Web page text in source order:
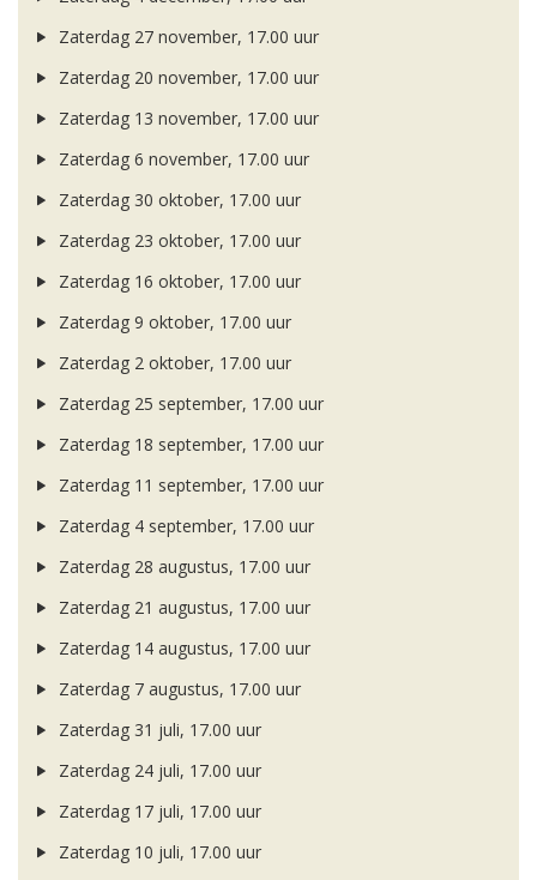
Zaterdag 27 november, 17.00 uur
Zaterdag 20 november, 17.00 uur
Zaterdag 13 november, 17.00 uur
Zaterdag 6 november, 17.00 uur
Zaterdag 30 oktober, 17.00 uur
Zaterdag 23 oktober, 17.00 uur
Zaterdag 16 oktober, 17.00 uur
Zaterdag 9 oktober, 17.00 uur
Zaterdag 2 oktober, 17.00 uur
Zaterdag 25 september, 17.00 uur
Zaterdag 18 september, 17.00 uur
Zaterdag 11 september, 17.00 uur
Zaterdag 4 september, 17.00 uur
Zaterdag 28 augustus, 17.00 uur
Zaterdag 21 augustus, 17.00 uur
Zaterdag 14 augustus, 17.00 uur
Zaterdag 7 augustus, 17.00 uur
Zaterdag 31 juli, 17.00 uur
Zaterdag 24 juli, 17.00 uur
Zaterdag 17 juli, 17.00 uur
Zaterdag 10 juli, 17.00 uur